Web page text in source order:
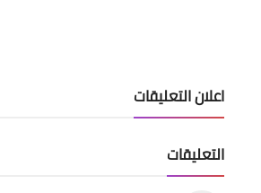
نتائج اعتراضات الثالث متوسطاعلان التعليقات
التعليقات